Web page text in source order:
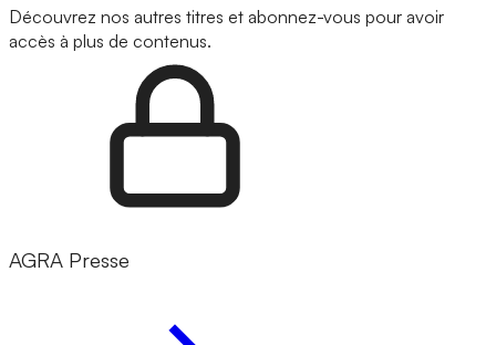
Découvrez nos autres titres et abonnez-vous pour avoir
accès à plus de contenus.
AGRA Presse